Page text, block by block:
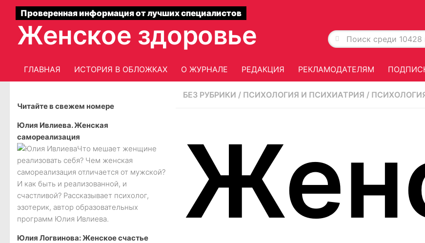
Проверенная информация от лучших специалистов
Женское здоровье
ГЛАВНАЯ ИСТОРИЯ В ОБЛОЖКАХ О ЖУРНАЛЕ РЕДАКЦИЯ РЕКЛАМОДАТЕЛЯМ
БЕЗ РУБРИКИ / ПСИХОЛОГИЯ И ПСИХИАТРИЯ /
Читайте в свежем номере
Юлия Ивлиева. Женская
самореализация
Что мешает женщине
реализовать себя? Чем женская
самореализация отличается от мужской?
И как быть и реализованной, и
счастливой? Рассказывает психолог,
эзотерик, автор образовательных
программ Юлия Ивлиева.
Юлия Логвинова: Женское счастье